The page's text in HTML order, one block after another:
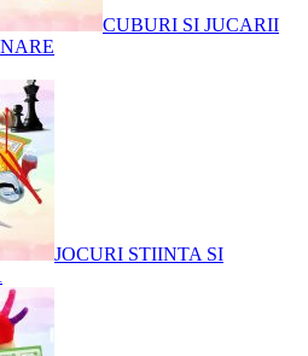
CUBURI SI JUCARII
JOCURI STIINTA SI